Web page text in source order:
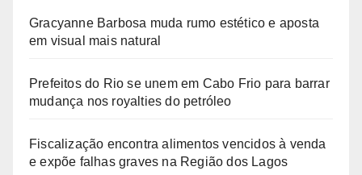
Gracyanne Barbosa muda rumo estético e aposta
em visual mais natural
Prefeitos do Rio se unem em Cabo Frio para barrar
mudança nos royalties do petróleo
Fiscalização encontra alimentos vencidos à venda
e expõe falhas graves na Região dos Lagos